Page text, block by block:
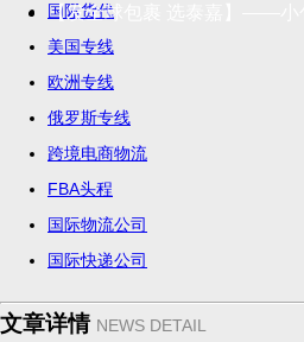
【发全球包裹 选泰嘉】——小
国际货代
美国专线
欧洲专线
俄罗斯专线
跨境电商物流
FBA头程
国际物流公司
国际快递公司
文章详情 NEWS DETAIL